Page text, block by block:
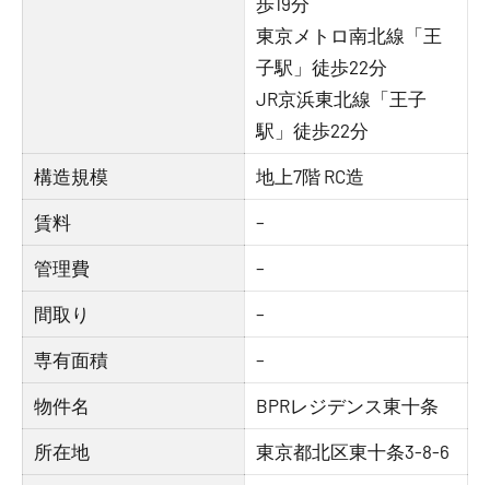
東京メトロ南北線「王
子駅」徒歩22分
JR京浜東北線「王子
駅」徒歩22分
構造規模 地上7階 RC造
賃料 –
管理費 –
間取り –
専有面積 –
物件名 BPRレジデンス東十条
所在地 東京都北区東十条3-8-6